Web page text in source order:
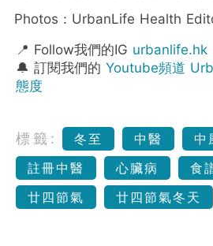
Photos：UrbanLife Health
📍 Follow我們的IG urbanlife.hk
🔔 訂閱我們的 Youtube頻道
態度
標籤: 冬至 中醫 中
註冊中醫
心臟病 食
廿四節氣
廿四節氣冬天